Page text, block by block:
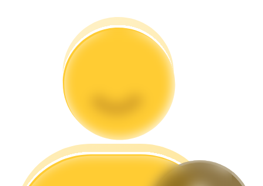
Big data-analys inklusive handelsinformation, etc.
Futures startguide